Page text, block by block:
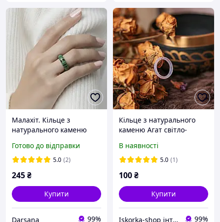
Малахіт. Кільце з
натурального каменю
Готово до відправки
5.0 (2)
245₴
Купити
Darsana 99%
Кільце з натурального
каменю Агат світло-
3мм 16-18 р-р
В наявності
5.0 (1)
100₴
Купити
Iskorka-shop інтернет-магазин прикрас та товарів для рукоділля 99%